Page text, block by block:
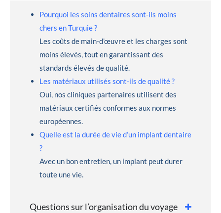
Pourquoi les soins dentaires sont-ils moins
chers en Turquie ?
Les coûts de main-d’œuvre et les charges sont
moins élevés, tout en garantissant des
standards élevés de qualité.
Les matériaux utilisés sont-ils de qualité ?
Oui, nos cliniques partenaires utilisent des
matériaux certifiés conformes aux normes
européennes.
Quelle est la durée de vie d’un implant dentaire
?
Avec un bon entretien, un implant peut durer
toute une vie.
Questions sur l’organisation du voyage